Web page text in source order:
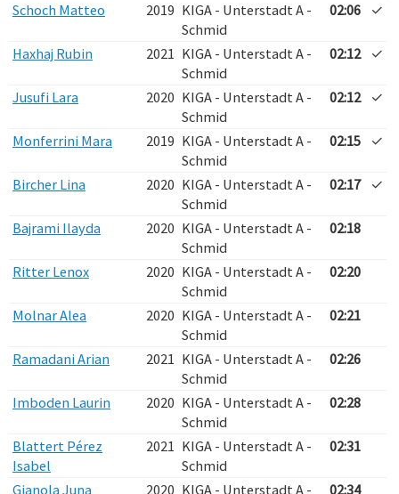
Schoch Matteo 2019 KIGA - Unterstadt A -
Schmid
02:06 ✓
Haxhaj Rubin 2021 KIGA - Unterstadt A -
Schmid
02:12 ✓
Jusufi Lara 2020 KIGA - Unterstadt A -
Schmid
02:12 ✓
Monferrini Mara 2019 KIGA - Unterstadt A -
Schmid
02:15 ✓
Bircher Lina 2020 KIGA - Unterstadt A -
Schmid
02:17 ✓
Bajrami Ilayda 2020 KIGA - Unterstadt A -
Schmid
02:18
Ritter Lenox 2020 KIGA - Unterstadt A -
Schmid
02:20
Molnar Alea 2020 KIGA - Unterstadt A -
Schmid
02:21
Ramadani Arian 2021 KIGA - Unterstadt A -
Schmid
02:26
Imboden Laurin 2020 KIGA - Unterstadt A -
Schmid
02:28
Blattert Pérez
Isabel
2021 KIGA - Unterstadt A -
Schmid
02:31
Gianola Juna 2020 KIGA - Unterstadt A - 02:34